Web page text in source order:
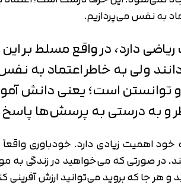
به نفس می‌پردازیم.
دارد، در واقع مسلط بر
ولی به خاطر اعتماد به
است؛ یعنی دانش
و به درستی به پرسش‌ها
اهمیت زیادی دارد. خودباوری
صورتی که می‌خواهید در زندگی به
هر جا که بروید می‌توانید ارزش آفرینی